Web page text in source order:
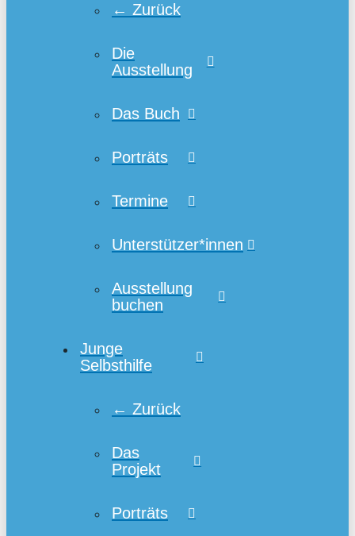
← Zurück
Die
Ausstellung
Das Buch
Porträts
Termine
Unterstützer*innen
Ausstellung
buchen
Junge
Selbsthilfe
← Zurück
Das
Projekt
Porträts